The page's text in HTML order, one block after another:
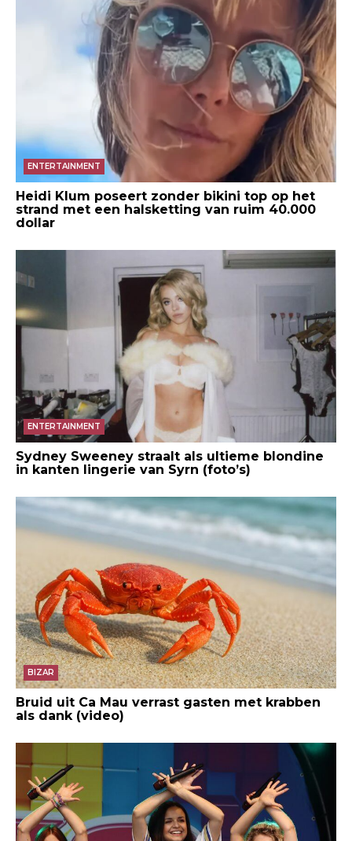
ENTERTAINMENT
Heidi Klum poseert zonder bikini top op het
strand met een halsketting van ruim 40.000
dollar
ENTERTAINMENT
Sydney Sweeney straalt als ultieme blondine
in kanten lingerie van Syrn (foto’s)
BIZAR
Bruid uit Ca Mau verrast gasten met krabben
als dank (video)